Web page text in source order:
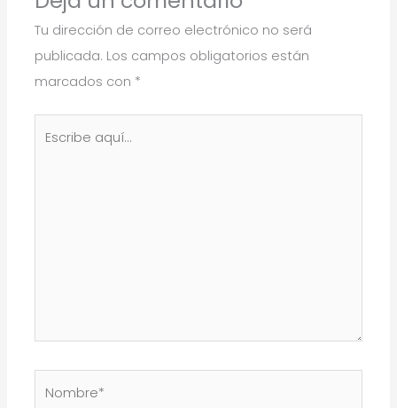
Tu dirección de correo electrónico no será
publicada. Los campos obligatorios están
marcados con *